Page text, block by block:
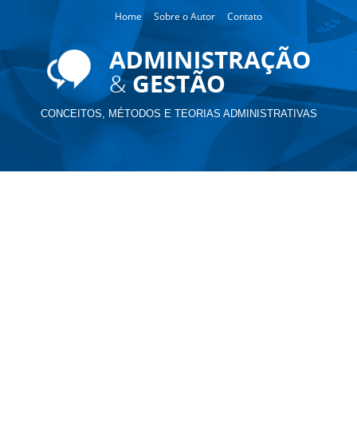
Home Sobre o Autor Contato
CONCEITOS, MÉTODOS E TEORIAS ADMINISTRATIVAS